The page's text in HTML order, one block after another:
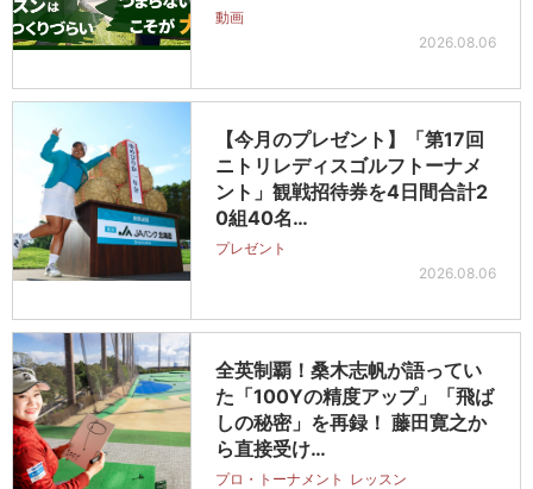
動画
2026.08.06
【今月のプレゼント】「第17回
ニトリレディスゴルフトーナメ
ント」観戦招待券を4日間合計2
0組40名…
プレゼント
2026.08.06
全英制覇！桑木志帆が語ってい
た「100Yの精度アップ」「飛ば
しの秘密」を再録！ 藤田寛之か
ら直接受け…
プロ・トーナメント レッスン